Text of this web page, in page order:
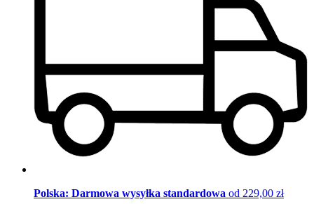
Polska: Darmowa wysyłka standardowa od 229,00 zł